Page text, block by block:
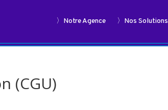
〉Notre Agence 〉Nos Solutions
(CGU)